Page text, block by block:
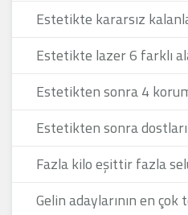
Estetikte kararsız
Estetikte lazer 6 farklı
Estetikten sonra 4
Estetikten sonra
Fazla kilo eşittir fazla
Gelin adaylarının en